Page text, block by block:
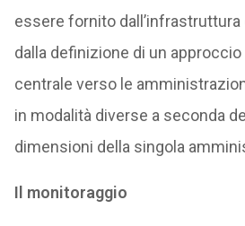
essere fornito dall’infrastruttura
dalla definizione di un
centrale verso le
in modalità diverse a seconda
dimensioni della singola
Il monitoraggio